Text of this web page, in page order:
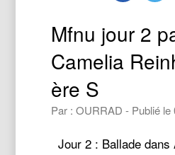
Mfnu jour 2
Camelia
ère S
Par : OURRAD - Publié le
Jour 2 : Ballade dans